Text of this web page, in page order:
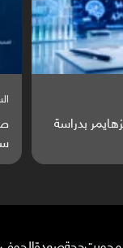
يتحول إلى